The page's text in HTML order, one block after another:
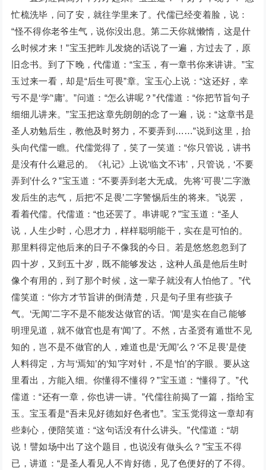
忙梳洗毕，问了安，就往学里来了。代儒已经变着脸，说：
“怪不得你老爷生气，说你没出息。第二天你就懒惰，这是什
么时候才来！”宝玉把昨儿发烧的话说了一遍，方过去了，原
旧念书。到了下晚，代儒道：“宝玉，有一章书你来讲讲。”宝
玉过来一看，却是“后生可畏”章。宝玉心上说：“这还好，幸
亏不是‘学’‘庸’。”问道：“怎么讲呢？”代儒道：“你把节旨句子
细细儿讲来。”宝玉把这章先朗朗的念了一遍，说：“这章书是
圣人劝勉后生，教他及时努力，不要弄到……”说到这里，抬
头向代儒一瞧。代儒觉得了，笑了一笑道：“你只管说，讲书
是没有什么避忌的。《礼记》上说‘临文不讳’，只管说，‘不要
弄到’什么？”宝玉道：“不要弄到老大无成。先将‘可畏’二字激
发后生的志气，后把‘不足畏’二字警惕后生的将来。”说罢，
看着代儒。代儒道：“也还罢了。串讲呢？”宝玉道：“圣人
说，人生少时，心思才力，样样聪明能干，实在是可怕的。
那里料得定他后来的日子不像我的今日。若是悠悠忽忽到了
四十岁，又到五十岁，既不能够发达，这种人虽是他后生时
像个有用的，到了那个时候，这一辈子就没有人怕他了。”代
儒笑道：“你方才节旨讲的倒清楚，只是句子里有些孩子
气。‘无闻’二字不是不能发达做官的话。‘闻’是实在自己能够
明理见道，就不做官也是有‘闻’了。不然，古圣贤有遁世不见
知的，岂不是不做官的人，难道也是‘无闻’么？‘不足畏’是使
人料得定，方与‘焉知’的‘知’字对针，不是‘怕’的字眼。要从这
里看出，方能入细。你懂得不懂得？”宝玉道：“懂得了。”代
儒道：“还有一章，你也讲一讲。”代儒往前揭了一篇，指给宝
玉。宝玉看是“吾未见好德如好色者也”。宝玉觉得这一章却有
些刺心，便陪笑道：“这句话没有什么讲头。”代儒道：“胡
说！譬如场中出了这个题目，也说没有做头么？”宝玉不得
已，讲道：“是圣人看见人不肯好德，见了色便好的了不得。